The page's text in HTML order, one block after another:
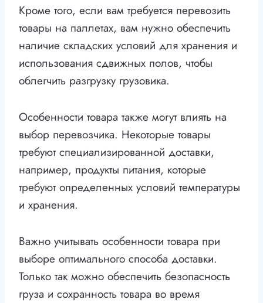
Кроме того, если вам требуется перевозить
товары на паллетах, вам нужно обеспечить
наличие складских условий для хранения и
использования сдвижных полов, чтобы
облегчить разгрузку грузовика.
Особенности товара также могут влиять на
выбор перевозчика. Некоторые товары
требуют специализированной доставки,
например, продукты питания, которые
требуют определенных условий температуры
и хранения.
Важно учитывать особенности товара при
выборе оптимального способа доставки.
Только так можно обеспечить безопасность
груза и сохранность товара во время